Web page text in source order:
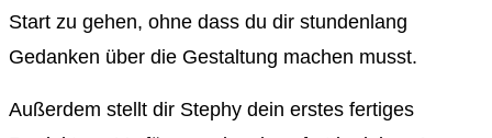
Start zu gehen, ohne dass du dir stundenlang
Gedanken über die Gestaltung machen musst.
Außerdem stellt dir Stephy dein erstes fertiges